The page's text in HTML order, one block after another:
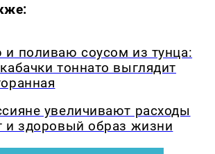
и поливаю соусом из тунца:
тоннато выглядит
увеличивают расходы
и здоровый образ жизни